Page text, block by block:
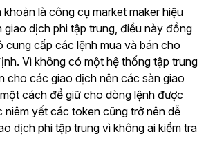
là công cụ market maker hiệu
giao dịch phi tập trung, điều này đồng
cung cấp các lệnh mua và bán cho
Vì không có một hệ thống tập trung
cho các giao dịch nên các sàn giao
cách để giữ cho dòng lệnh được
niêm yết các token cũng trở nên dễ
dịch phi tập trung vì không ai kiểm tra